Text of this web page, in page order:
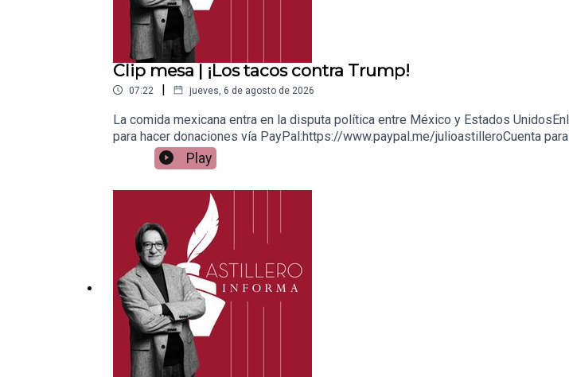
Clip mesa | ¡Los tacos contra Trump!
07:22 | jueves, 6 de agosto de 2026
La comida mexicana entra en la disputa política entre México y Estados
para hacer donaciones vía PayPal:https://www.paypal.me/julioastilleroCuenta
1539408017CLABE: 012 320 01539408017 2Tienda:https://
Play